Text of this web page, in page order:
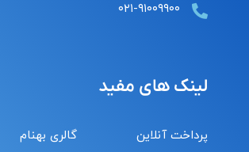
۰۲۱-۹۱۰۰۹۹۰۰
لینک های مفید
پرداخت آنلاین
گالری بهنام